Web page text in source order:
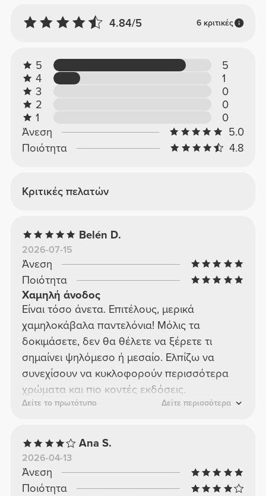
4.84/5 6 κριτικές
5
5
4
1
3
0
2
0
1
0
Άνεση
5.0
Ποιότητα
4.8
Κριτικές πελατών
Belén D.
2026-07-15
Άνεση
Ποιότητα
Χαμηλή άνοδος
Είναι τόσο άνετα. Επιτέλους, μερικά
χαμηλοκάβαλα παντελόνια! Μόλις τα
δοκιμάσετε, δεν θα θέλετε να ξέρετε τι
σημαίνει ψηλόμεσο ή μεσαίο. Ελπίζω να
συνεχίσουν να κυκλοφορούν περισσότερα
χρώματα και πιο κοντές εκδόσεις.
Δείτε το πρωτότυπο Δείτε περισσότερα
Ana S.
2026-04-13
Άνεση
Ποιότητα